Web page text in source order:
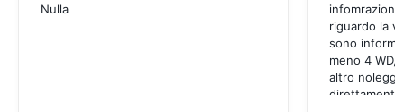
Nulla
infomrazioni
riguardo la
sono
meno 4 WD,
altro
direttamente